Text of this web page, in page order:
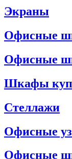
Экраны
Офисные
Офисные
Шкафы
Стеллажи
Офисные
Офисные